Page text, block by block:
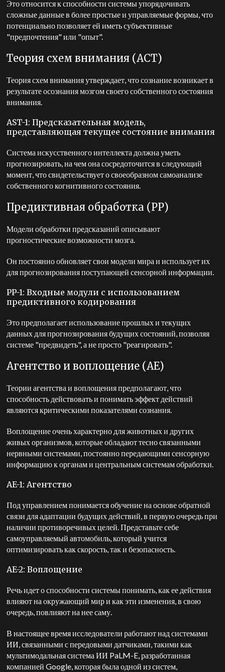
Это относится к способности системы упорядочивать
сложные данные в более простые и управляемые формы, что
потенциально позволяет ей иметь субъективные
"предпочтения" или "опыт".
Теория схем внимания (АСТ)
Теория схем внимания утверждает, что сознание возникает в
результате осознания мозгом своего собственного состояния
внимания.
AST-1: Предсказательная модель,
представляющая текущее состояние внимания
Система искусственного интеллекта должна уметь
прогнозировать, на чем она сосредоточится в следующий
момент, что свидетельствует о своеобразном самоанализе
собственного когнитивного состояния.
Предиктивная обработка (PP)
Модели обработки предсказаний описывают
прогностические возможности мозга.
Он постоянно обновляет свои модели мира и использует их
для прогнозирования поступающей сенсорной информации.
PP-1: Входные модули с использованием
предиктивного кодирования
Это предполагает использование прошлых и текущих
данных для прогнозирования будущих состояний, позволяя
системе "предвидеть", а не просто "реагировать".
Агентство и воплощение (AE)
Теории агентства и воплощения предполагают, что
способность действовать и понимать эффект действий
являются критическими показателями сознания.
Воплощение очень характерно для животных и других
живых организмов, которые обладают тесно связанными
нервными системами, постоянно передающими сенсорную
информацию к органам и центральным системам обработки.
AE-1: Агентство
Под управлением понимается обучение на основе обратной
связи для адаптации будущих действий, в первую очередь при
наличии противоречивых целей. Представьте себе
самоуправляемый автомобиль, который учится
оптимизировать как скорость, так и безопасность.
AE-2: Воплощение
Речь идет о способности системы понимать, как ее действия
влияют на окружающий мир и как эти изменения, в свою
очередь, повлияют на нее саму.
В настоящее время исследователи работают над системами
ИИ, связанными с передовыми датчиками, такими как
мультимодальная система ИИ PaLM-E, разработанная
компанией Google, которая была одной из систем,